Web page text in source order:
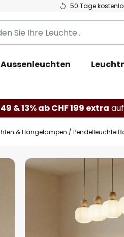
50 Tage
Aussenleuchten
& 13% ab CHF 199 extra
& Hängelampen Pendelleuchte